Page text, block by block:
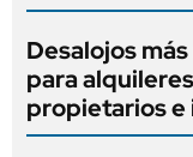
Desalojos
para
propietarios e